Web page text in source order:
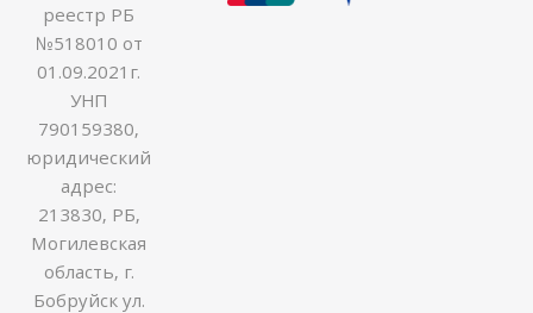
реестр РБ
№518010 от
01.09.2021г.
УНП
790159380,
юридический
адрес:
213830, РБ,
Могилевская
область, г.
Бобруйск ул.